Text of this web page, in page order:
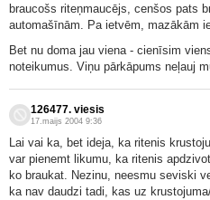
braucošs riteņmaucējs, cenšos pats
automašīnām. Pa ietvēm, mazākām
Bet nu doma jau viena - cienīsim
noteikumus. Viņu pārkāpums neļauj
126477. viesis
17.maijs 2004 9:36
Lai vai ka, bet ideja, ka ritenis
var pienemt likumu, ka ritenis
ko braukat. Nezinu, neesmu seviski
ka nav daudzi tadi, kas uz